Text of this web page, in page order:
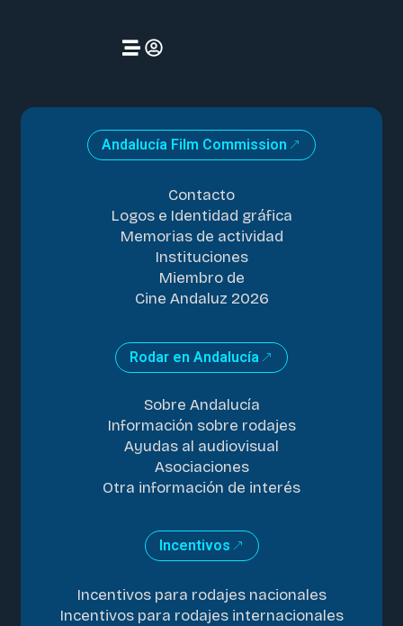
Andalucía Film Commission
Contacto
Logos e Identidad gráfica
Memorias de actividad
Instituciones
Miembro de
Cine Andaluz 2026
Rodar en Andalucía
Sobre Andalucía
Información sobre rodajes
Ayudas al audiovisual
Asociaciones
Otra información de interés
Incentivos
Incentivos para rodajes nacionales
Incentivos para rodajes internacionales